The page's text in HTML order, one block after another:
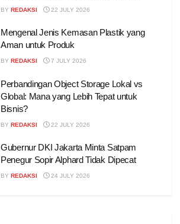
BY REDAKSI 22 JULY 2026
Mengenal Jenis Kemasan Plastik yang
Aman untuk Produk
BY REDAKSI 7 JULY 2026
Perbandingan Object Storage Lokal vs
Global: Mana yang Lebih Tepat untuk
Bisnis?
BY REDAKSI 22 JULY 2026
Gubernur DKI Jakarta Minta Satpam
Penegur Sopir Alphard Tidak Dipecat
BY REDAKSI 24 JULY 2026